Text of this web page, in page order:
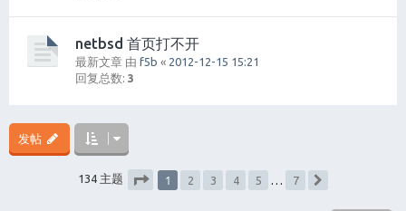
netbsd 首页打不开
最新文章 由 f5b « 2012-12-15 15:21
回复总数: 3
发帖
134 主题
1 2 3 4 5
7